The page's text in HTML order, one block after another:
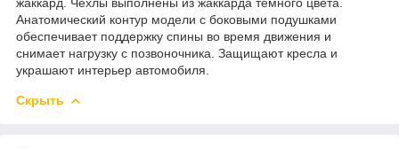
Анатомический контур модели с боковыми подушками
обеспечивает поддержку спины во время движения и
снимает нагрузку с позвоночника. Защищают кресла и
украшают интерьер автомобиля.
Скрыть